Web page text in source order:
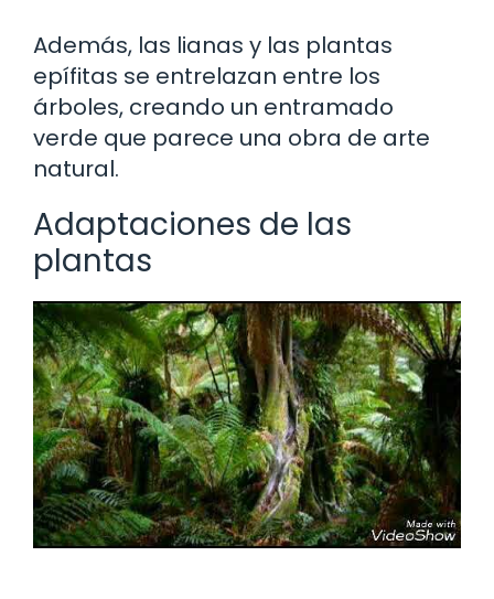
Además, las lianas y las plantas
epífitas se entrelazan entre los
árboles, creando un entramado
verde que parece una obra de arte
natural.
Adaptaciones de las
plantas